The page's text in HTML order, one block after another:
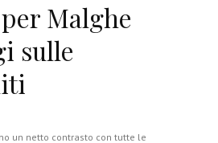
Malghe
sulle
un netto contrasto con tutte le